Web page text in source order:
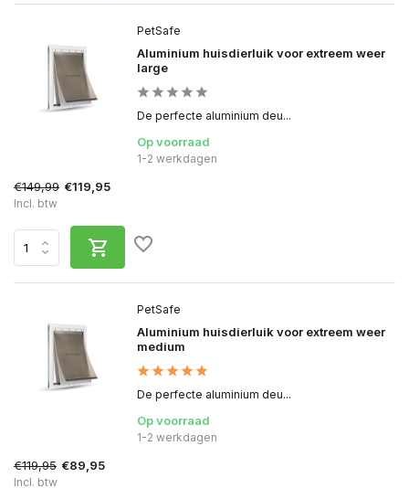
PetSafe
Aluminium huisdierluik voor extreem weer
medium
De perfecte aluminium deu...
Op voorraad
1-2 werkdagen
€119,95 €89,95
Incl. btw
PetSafe
Aluminium huisdierluik voor extreem weer
large
De perfecte aluminium deu...
Op voorraad
1-2 werkdagen
€149,99 €119,95
Incl. btw